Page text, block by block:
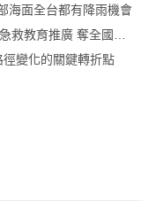
海面全台都有降雨機會
教育推廣 奪全國第一
變化的關鍵轉折點